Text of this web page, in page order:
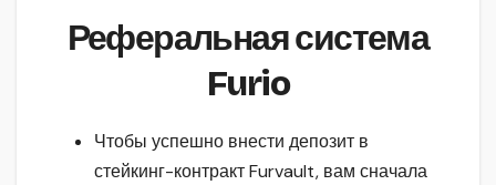
Реферальная система
Furio
Чтобы успешно внести депозит в
стейкинг-контракт Furvault, вам сначала